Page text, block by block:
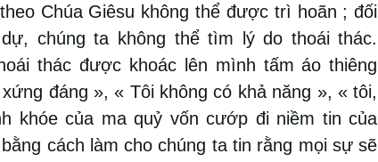
Chúa Giêsu không thể được trì hoãn ; đối
chúng ta không thể tìm lý do thoái thác.
thác được khoác lên mình tấm áo thiêng
đáng », « Tôi không có khả năng », « tôi,
khóe của ma quỷ vốn cướp đi niềm tin của
cách làm cho chúng ta tin rằng mọi sự sẽ